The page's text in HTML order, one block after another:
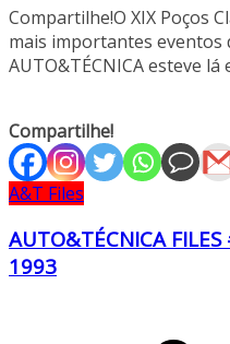
Compartilhe!O XIX Poços
mais importantes eventos
AUTO&TÉCNICA esteve lá
Compartilhe!
A&T Files
AUTO&TÉCNICA
1993